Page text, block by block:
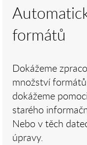
formátů
Dokážeme
množství
dokážeme
starého
Nebo v těch
úpravy.